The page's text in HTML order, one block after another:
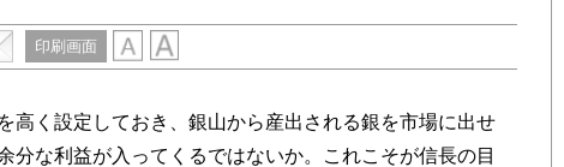
印刷画面
高く設定しておき、銀山から産出される銀を市場に出せ
分な利益が入ってくるではないか。これこそが信長の目